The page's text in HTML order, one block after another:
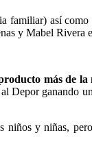
familiar) así
y Mabel Rivera
más de
Depor ganando
niños y niñas,